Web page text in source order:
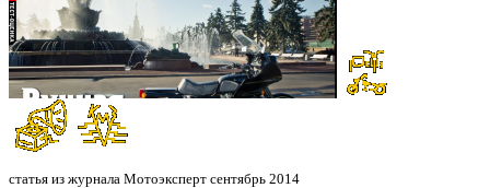
статья из журнала Мотоэксперт сентябрь 2014